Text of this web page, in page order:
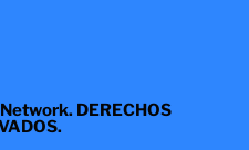
DERECHOS